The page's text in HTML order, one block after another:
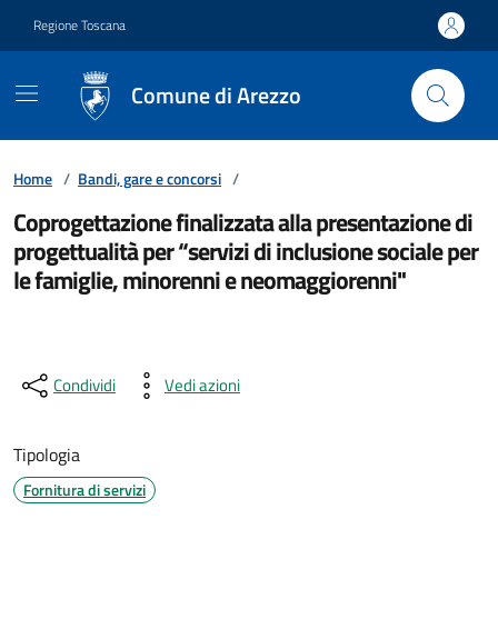
Regione Toscana
Comune di Arezzo
Home / Bandi, gare e concorsi /
Coprogettazione finalizzata alla presentazione di
progettualità per “servizi di inclusione sociale per
le famiglie, minorenni e neomaggiorenni"
Condividi Vedi azioni
Tipologia
Fornitura di servizi